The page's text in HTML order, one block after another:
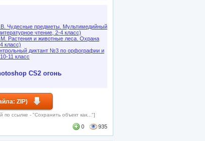
Чудесные предметы. Мультимедийный
чтение, 2-4 класс)
Растения и животные леса. Охрана
класс)
диктант №3 по орфографии и
11 класс
CS2 огонь
ZIP)
по ссылке - "Сохранить объект как..."]
0 935